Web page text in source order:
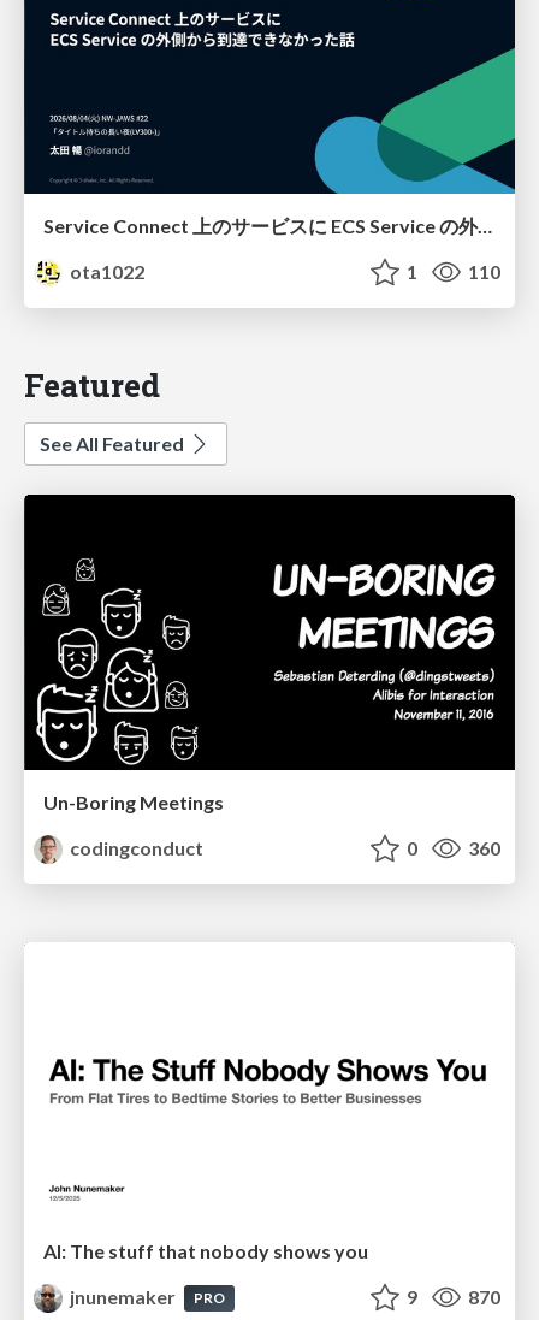
Service Connect 上のサービスに ECS Service の外側から到達できなかった話
ota1022
1 110
Featured
See All Featured
Un-Boring Meetings
codingconduct
0 360
AI: The stuff that nobody shows you
jnunemaker
PRO 9 870